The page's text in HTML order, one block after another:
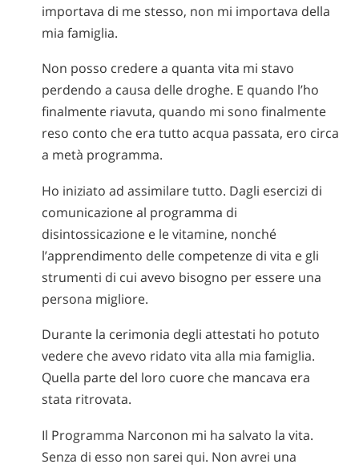
importava di me stesso, non mi importava della
mia famiglia.
Non posso credere a quanta vita mi stavo
perdendo a causa delle droghe. E quando l’ho
finalmente riavuta, quando mi sono finalmente
reso conto che era tutto acqua passata, ero circa
a metà programma.
Ho iniziato ad assimilare tutto. Dagli esercizi di
comunicazione al programma di
disintossicazione e le vitamine, nonché
l’apprendimento delle competenze di vita e gli
strumenti di cui avevo bisogno per essere una
persona migliore.
Durante la cerimonia degli attestati ho potuto
vedere che avevo ridato vita alla mia famiglia.
Quella parte del loro cuore che mancava era
stata ritrovata.
Il Programma Narconon mi ha salvato la vita.
Senza di esso non sarei qui. Non avrei una